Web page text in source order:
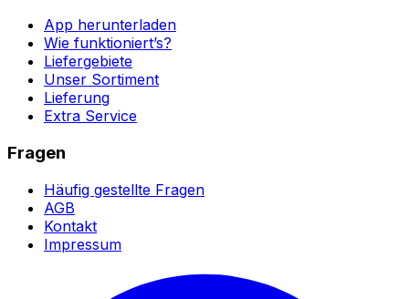
App herunterladen
Wie funktioniert’s?
Liefergebiete
Unser Sortiment
Lieferung
Extra Service
Fragen
Häufig gestellte Fragen
AGB
Kontakt
Impressum